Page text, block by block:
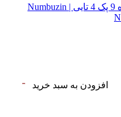
ماسک صورت لیفتینگ نامبوزین شماه 9 پک 4 تایی | Numbuzin
افزودن به سبد خرید